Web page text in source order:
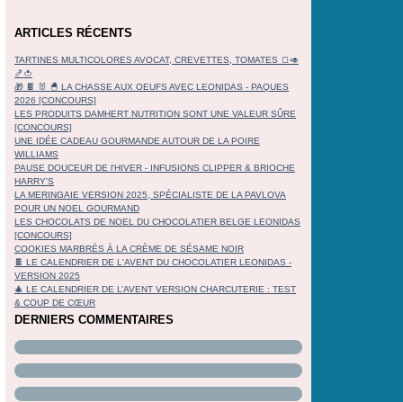
ARTICLES RÉCENTS
TARTINES MULTICOLORES AVOCAT, CREVETTES, TOMATES 🍞🥑
🍤🍅
🎁 🍫 🐰 🐣 LA CHASSE AUX OEUFS AVEC LEONIDAS - PAQUES
2026 [CONCOURS]
LES PRODUITS DAMHERT NUTRITION SONT UNE VALEUR SÛRE
[CONCOURS]
UNE IDÉE CADEAU GOURMANDE AUTOUR DE LA POIRE
WILLIAMS
PAUSE DOUCEUR DE l'HIVER - INFUSIONS CLIPPER & BRIOCHE
HARRY'S
LA MERINGAIE VERSION 2025, SPÉCIALISTE DE LA PAVLOVA
POUR UN NOEL GOURMAND
LES CHOCOLATS DE NOEL DU CHOCOLATIER BELGE LEONIDAS
[CONCOURS]
COOKIES MARBRÉS À LA CRÈME DE SÉSAME NOIR
🍫 LE CALENDRIER DE L'AVENT DU CHOCOLATIER LEONIDAS -
VERSION 2025
🎄 LE CALENDRIER DE L’AVENT VERSION CHARCUTERIE : TEST
& COUP DE CŒUR
DERNIERS COMMENTAIRES